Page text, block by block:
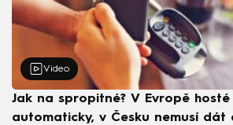
Video
Jak na spropitné? V Evropě
automaticky, v Česku nemusí dát